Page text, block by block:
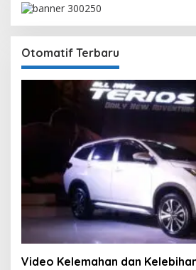
Otomatif Terbaru
Video Kelemahan dan